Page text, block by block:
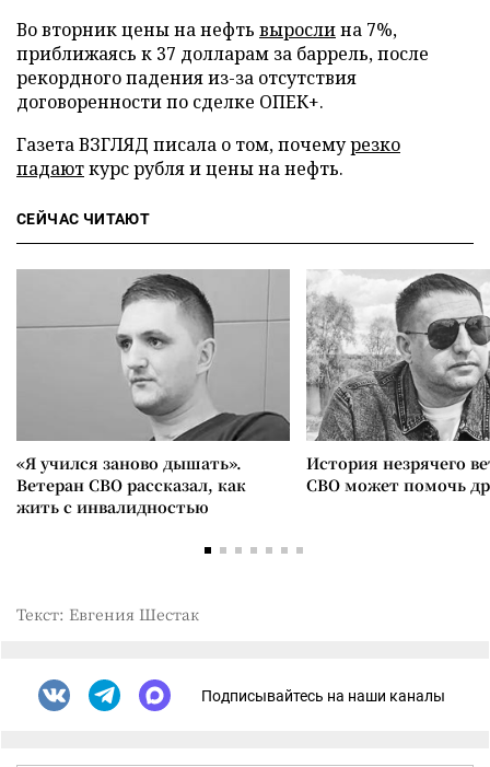
Во вторник цены на нефть вырослина 7%,
приближаясь к 37 долларам за баррель, после
рекордного падения из-за отсутствия
договоренности по сделке ОПЕК+.
Газета ВЗГЛЯД писала о том, почемурезко
падаюткурс рубля и цены на нефть.
СЕЙЧАС ЧИТАЮТ
«Я учился заново дышать».
Ветеран СВО рассказал, как
жить с инвалидностью
История незрячего
СВО может помочь
Текст: Евгения Шестак
Подписывайтесь на наши каналы